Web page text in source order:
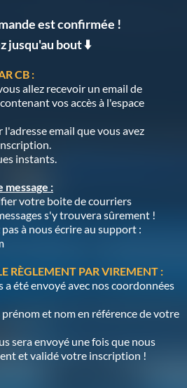
est confirmée !
jusqu'au bout ⬇️
CB :
allez recevoir un email de
vos accès à l'espace
email que vous avez
instants.
message :
votre boite de courriers
s'y trouvera sûrement !
à nous écrire au support :
RÈGLEMENT PAR VIREMENT :
été envoyé avec nos coordonnées
et nom en référence de votre
sera envoyé une fois que nous
et validé votre inscription !